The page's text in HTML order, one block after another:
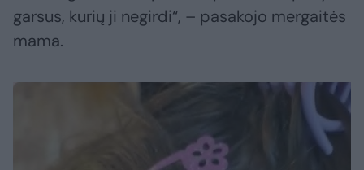
garsus, kurių ji negirdi“, – pasakojo mergaitės
mama.